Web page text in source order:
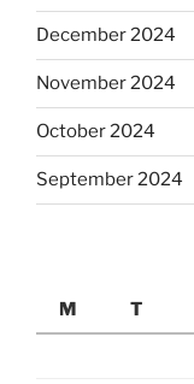
December 2024
November 2024
October 2024
September 2024
M
T